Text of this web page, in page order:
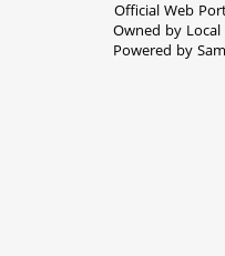
Official Web
Owned by
Powered by